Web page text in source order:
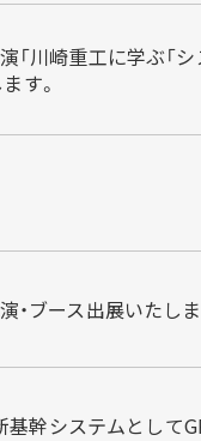
「川崎重工に学ぶ「
す。
・ブース出展いたしま
幹システムとして